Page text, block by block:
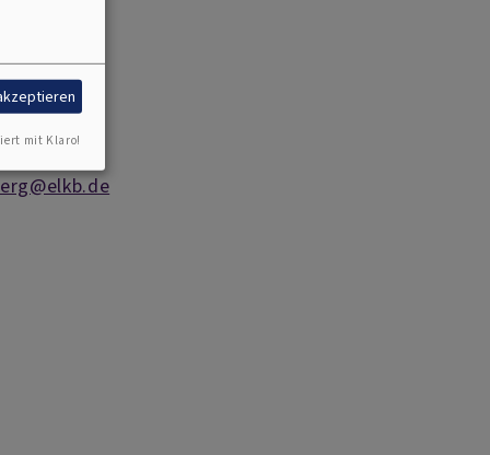
891-259
891-255
mit Klaro!